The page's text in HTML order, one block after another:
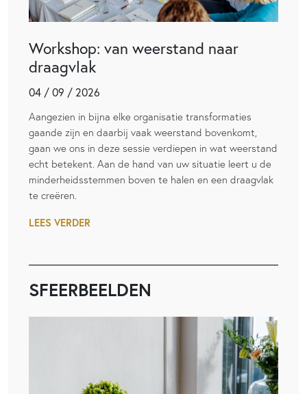
Workshop: van weerstand naar
draagvlak
04 / 09 / 2026
Aangezien in bijna elke organisatie transformaties
gaande zijn en daarbij vaak weerstand bovenkomt,
gaan we ons in deze sessie verdiepen in wat weerstand
echt betekent. Aan de hand van uw situatie leert u de
minderheidsstemmen boven te halen en een draagvlak
te creëren.
LEES VERDER
SFEERBEELDEN